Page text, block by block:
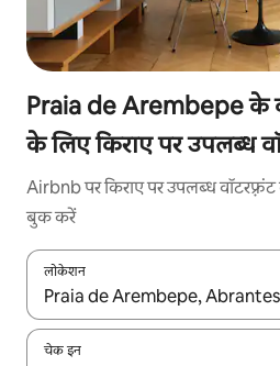
Praia de Arembepe के
के लिए किराए पर उपलब्ध
Airbnb पर किराए पर उपलब्ध
बुक करें
लोकेशन
नतीजों के उपलब्ध होने पर, अप और डाउन
चेक इन